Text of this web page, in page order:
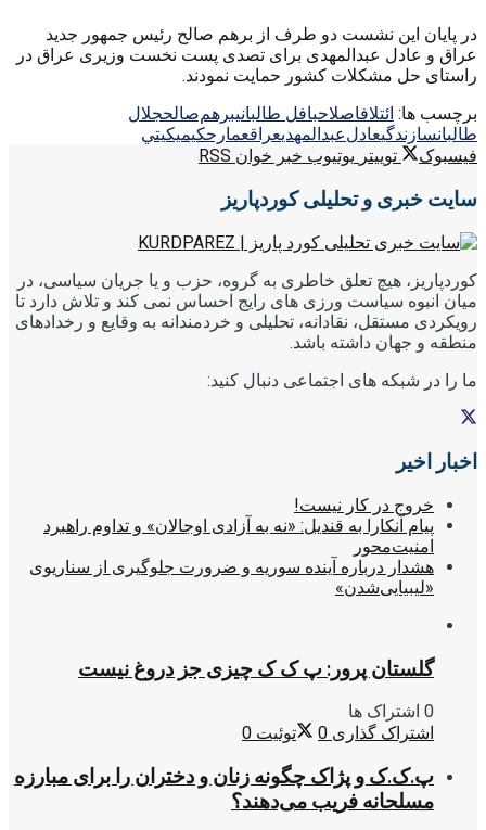
در پایان این نشست دو طرف از برهم صالح رئیس جمهور جدید
عراق و عادل عبدالمهدی برای تصدی پست نخست وزیری عراق در
راستای حل مشکلات کشور حمایت نمودند.
برچسب ها: ائتلافاصلاحبافل طالبانيبرهم‌صالحجلال
طالبانسازندگيعادل‌عبدالمهديعراقعمارحكيميكيتي
فیسبوک
توییتر یوتیوب خبر خوان RSS
سایت خبری و تحلیلی کوردپاریز
کوردپاریز، هیچ تعلق خاطری به گروه، حزب و یا جریان سیاسی، در
میان انبوه سیاست ورزی های رایج احساس نمی کند و تلاش دارد تا
رویکردی مستقل، نقادانه، تحلیلی و خردمندانه به وقایع و رخدادهای
منطقه و جهان داشته باشد.
ما را در شبکه های اجتماعی دنبال کنید:
اخبار اخیر
خروج در کار نیست!
پیام آنکارا به قندیل: «نه به آزادی اوجالان» و تداوم راهبرد
امنیت‌محور
هشدار درباره آینده سوریه و ضرورت جلوگیری از سناریوی
«لیبیایی‌شدن»
گلستان پرور: پ ک ک چیزی جز دروغ نیست
0 اشتراک ها
اشتراک گذاری 0 توئیت 0
پ.ک.ک و پژاک چگونه زنان و دختران را برای مبارزه
مسلحانه فریب می‌دهند؟